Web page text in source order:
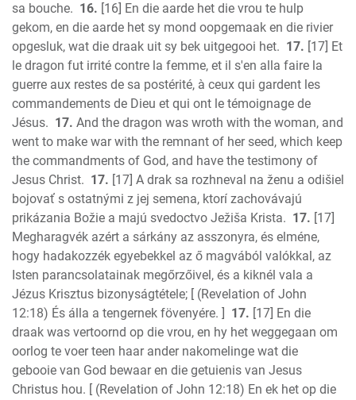
sa bouche. 16. [16] En die aarde het die vrou te hulp
gekom, en die aarde het sy mond oopgemaak en die rivier
opgesluk, wat die draak uit sy bek uitgegooi het. 17. [17] Et
le dragon fut irrité contre la femme, et il s'en alla faire la
guerre aux restes de sa postérité, à ceux qui gardent les
commandements de Dieu et qui ont le témoignage de
Jésus. 17. And the dragon was wroth with the woman, and
went to make war with the remnant of her seed, which keep
the commandments of God, and have the testimony of
Jesus Christ. 17. [17] A drak sa rozhneval na ženu a odišiel
bojovať s ostatnými z jej semena, ktorí zachovávajú
prikázania Božie a majú svedoctvo Ježiša Krista. 17. [17]
Megharagvék azért a sárkány az asszonyra, és elméne,
hogy hadakozzék egyebekkel az ő magvából valókkal, az
Isten parancsolatainak megőrzőivel, és a kiknél vala a
Jézus Krisztus bizonyságtétele; [ (Revelation of John
12:18) És álla a tengernek fövenyére. ] 17. [17] En die
draak was vertoornd op die vrou, en hy het weggegaan om
oorlog te voer teen haar ander nakomelinge wat die
gebooie van God bewaar en die getuienis van Jesus
Christus hou. [ (Revelation of John 12:18) En ek het op die